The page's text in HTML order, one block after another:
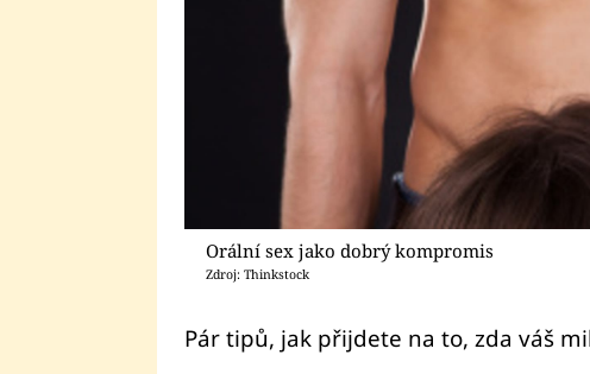
Orální sex jako dobrý kompromis
Zdroj: Thinkstock
Pár tipů, jak přijdete na to, zda váš